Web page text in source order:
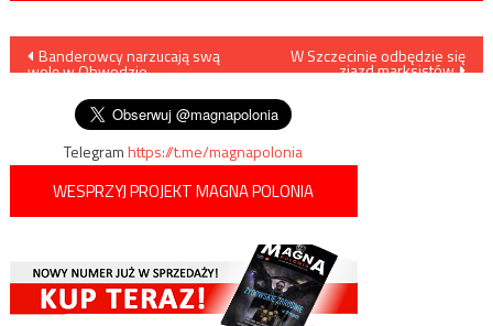
Nawigacja
wpisu
Banderowcy narzucają swą
wolę w Obwodzie
W Szczecinie odbędzie się
zjazd marksistów
Telegramhttps://t.me/magnapolonia
WESPRZYJ PROJEKT MAGNA POLONIA